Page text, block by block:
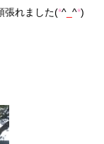
張れました(*^ ^*)